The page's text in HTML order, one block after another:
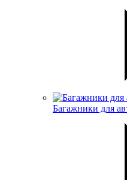
Багажники для